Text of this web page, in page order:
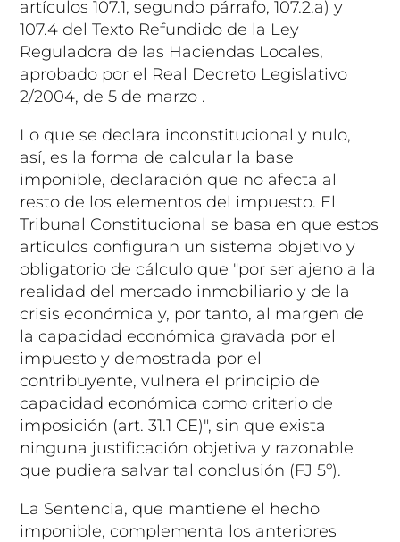
artículos 107.1, segundo párrafo, 107.2.a) y
107.4 del Texto Refundido de la Ley
Reguladora de las Haciendas Locales,
aprobado por el Real Decreto Legislativo
2/2004, de 5 de marzo .
Lo que se declara inconstitucional y nulo,
así, es la forma de calcular la base
imponible, declaración que no afecta al
resto de los elementos del impuesto. El
Tribunal Constitucional se basa en que estos
artículos configuran un sistema objetivo y
obligatorio de cálculo que "por ser ajeno a la
realidad del mercado inmobiliario y de la
crisis económica y, por tanto, al margen de
la capacidad económica gravada por el
impuesto y demostrada por el
contribuyente, vulnera el principio de
capacidad económica como criterio de
imposición (art. 31.1 CE)", sin que exista
ninguna justificación objetiva y razonable
que pudiera salvar tal conclusión (FJ 5º).
La Sentencia, que mantiene el hecho
imponible, complementa los anteriores